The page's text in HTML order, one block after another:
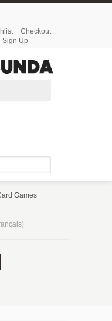
Checkout
Sign Up
Games